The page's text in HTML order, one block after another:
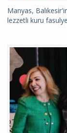
Manyas,
lezzetli kuru